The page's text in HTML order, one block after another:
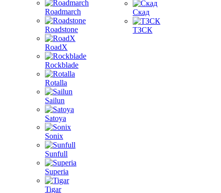
Roadmarch
Roadstone
RoadX
Rockblade
Rotalla
Sailun
Satoya
Sonix
Sunfull
Superia
Tigar
Скад
ТЗСК